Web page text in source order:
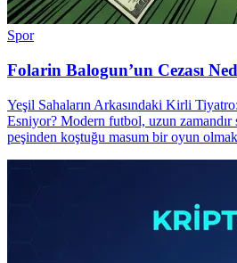
Spor
Folarin Balogun’un Cezası
Yeşil Sahaların Arkasındaki Kirli
Esniyor? Modern futbol, uzun
peşinden koştuğu masum bir oyun